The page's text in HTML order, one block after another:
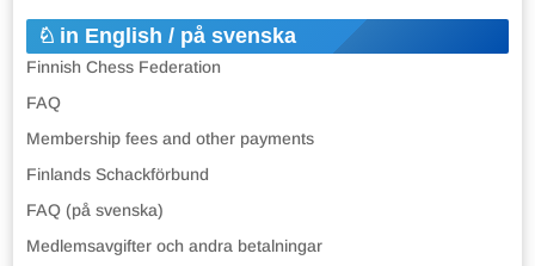
in English / på svenska
Finnish Chess Federation
FAQ
Membership fees and other payments
Finlands Schackförbund
FAQ (på svenska)
Medlemsavgifter och andra betalningar